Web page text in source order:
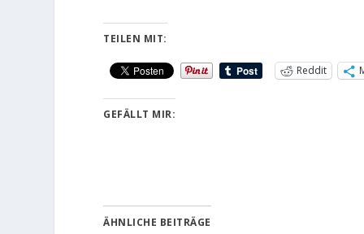
TEILEN MIT:
Reddit
GEFÄLLT MIR:
ÄHNLICHE BEITRÄGE